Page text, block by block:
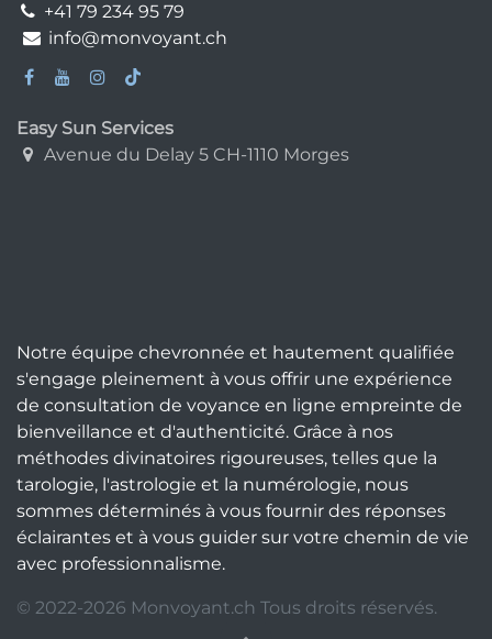
+41 79 234 95 79
info@monvoyant.ch
Easy Sun Services
Avenue du Delay 5 CH-1110 Morges
Notre équipe chevronnée et hautement qualifiée
s'engage pleinement à vous offrir une expérience
de consultation de voyance en ligne empreinte de
bienveillance et d'authenticité. Grâce à nos
méthodes divinatoires rigoureuses, telles que la
tarologie, l'astrologie et la numérologie, nous
sommes déterminés à vous fournir des réponses
éclairantes et à vous guider sur votre chemin de vie
avec professionnalisme.
© 2022-2026 Monvoyant.ch Tous droits réservés.